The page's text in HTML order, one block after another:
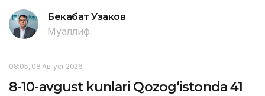
Бекабат Узаков
Муаллиф
08:05, 08 Август 2026
8-10-avgust kunlari Qozog‘istonda 41